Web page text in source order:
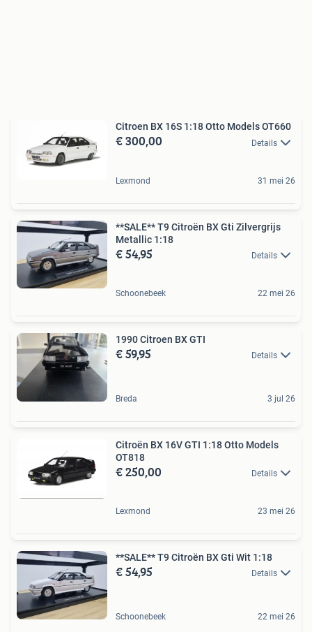
Citroen BX 16S 1:18 Otto Models OT660
€ 300,00 Details
Lexmond 31 mei 26
**SALE** T9 Citroën BX Gti Zilvergrijs
Metallic 1:18
€ 54,95 Details
Schoonebeek 22 mei 26
1990 Citroen BX GTI
€ 59,95 Details
Breda 3 jul 26
Citroën BX 16V GTI 1:18 Otto Models
OT818
€ 250,00 Details
Lexmond 23 mei 26
**SALE** T9 Citroën BX Gti Wit 1:18
€ 54,95 Details
Schoonebeek 22 mei 26